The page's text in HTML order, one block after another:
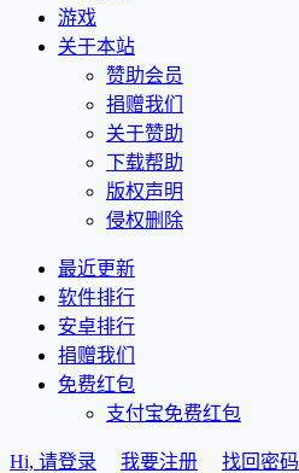
游戏
关于本站
赞助会员
捐赠我们
关于赞助
下载帮助
版权声明
侵权删除
最近更新
软件排行
安卓排行
捐赠我们
免费红包
支付宝免费红包
Hi, 请登录 我要注册
找回密码